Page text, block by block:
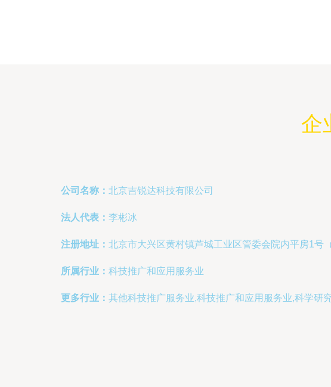
企
公司名称： 北京吉锐达科技有限公司
法人代表： 李彬冰
注册地址： 北京市大兴区黄村镇芦城工业区管委会院内平房1号
所属行业： 科技推广和应用服务业
更多行业： 其他科技推广服务业,科技推广和应用服务业,科学研